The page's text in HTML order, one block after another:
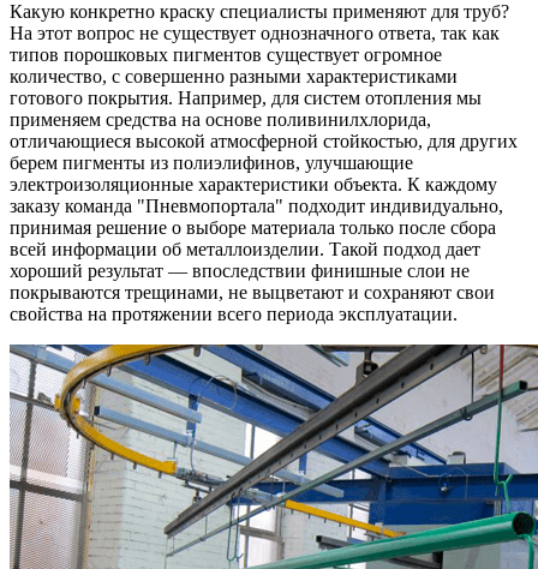
Какую конкретно краску специалисты применяют для труб?
На этот вопрос не существует однозначного ответа, так как
типов порошковых пигментов существует огромное
количество, с совершенно разными характеристиками
готового покрытия. Например, для систем отопления мы
применяем средства на основе поливинилхлорида,
отличающиеся высокой атмосферной стойкостью, для других
берем пигменты из полиэлифинов, улучшающие
электроизоляционные характеристики объекта. К каждому
заказу команда "Пневмопортала" подходит индивидуально,
принимая решение о выборе материала только после сбора
всей информации об металлоизделии. Такой подход дает
хороший результат — впоследствии финишные слои не
покрываются трещинами, не выцветают и сохраняют свои
свойства на протяжении всего периода эксплуатации.